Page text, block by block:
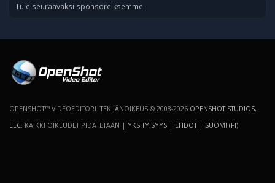
Tule seuraavaksi sponsoreiksemme.
OPENSHOT™ VIDEOEDITORI. TEKIJÄNOIKEUS © 2008-2026 OPENSHOT STUDIOS,
LLC . KAIKKI OIKEUDET PIDÄTETÄÄN | YKSITYISYYS | EHDOT| SUOMI (FI)